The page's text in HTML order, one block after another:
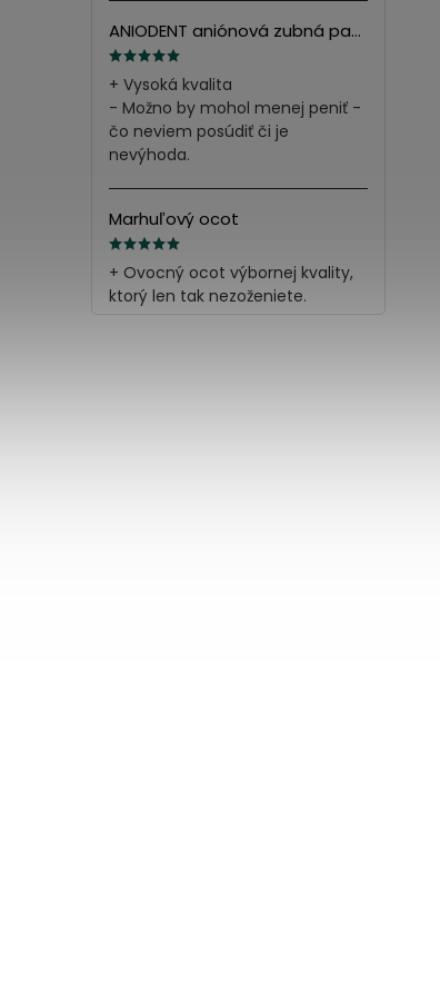
ANIODENT aniónová zubná pasta s minerálnymi soľami 165g
+ Vysoká kvalita
- Možno by mohol menej peniť -
čo neviem posúdiť či je
nevýhoda.
Marhuľový ocot
+ Ovocný ocot výbornej kvality,
ktorý len tak nezoženiete.